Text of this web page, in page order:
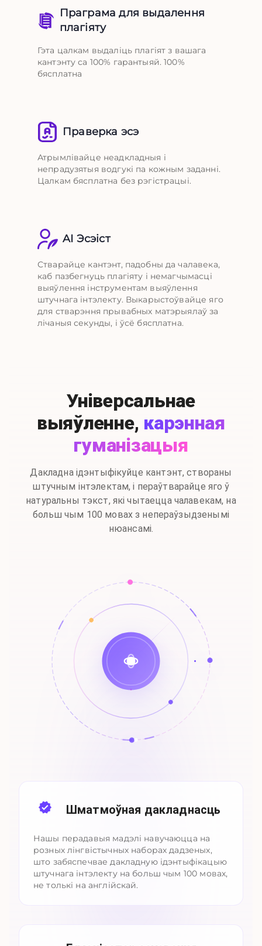
Праграма для выдалення
плагіяту
Гэта цалкам выдаліць плагіят з вашага
кантэнту са 100% гарантыяй. 100%
бясплатна
Праверка эсэ
Атрымлівайце неадкладныя і
непрадузятыя водгукі па кожным заданні.
Цалкам бясплатна без рэгістрацыі.
AI Эсэіст
Стварайце кантэнт, падобны да чалавека,
каб пазбегнуць плагіяту і немагчымасці
выяўлення інструментам выяўлення
штучнага інтэлекту. Выкарыстоўвайце яго
для стварэння прывабных матэрыялаў за
лічаныя секунды, і ўсё бясплатна.
Універсальнае
выяўленне, карэнная
гуманізацыя
Дакладна ідэнтыфікуйце кантэнт, створаны
штучным інтэлектам, і пераўтварайце яго ў
натуральны тэкст, які чытаецца чалавекам, на
больш чым 100 мовах з непераўзыдзенымі
нюансамі.
Шматмоўная дакладнасць
Нашы перадавыя мадэлі навучаюцца на
розных лінгвістычных наборах дадзеных,
што забяспечвае дакладную ідэнтыфікацыю
штучнага інтэлекту на больш чым 100 мовах,
не толькі на англійскай.